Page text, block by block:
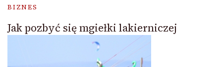
BIZNES
Jak pozbyć się mgiełki lakierniczej